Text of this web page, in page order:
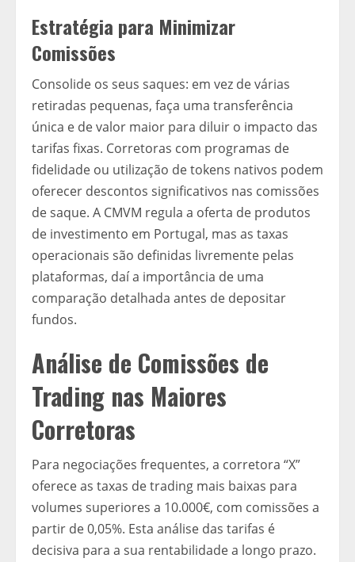
Estratégia para Minimizar
Comissões
Consolide os seus saques: em vez de várias
retiradas pequenas, faça uma transferência
única e de valor maior para diluir o impacto das
tarifas fixas. Corretoras com programas de
fidelidade ou utilização de tokens nativos podem
oferecer descontos significativos nas comissões
de saque. A CMVM regula a oferta de produtos
de investimento em Portugal, mas as taxas
operacionais são definidas livremente pelas
plataformas, daí a importância de uma
comparação detalhada antes de depositar
fundos.
Análise de Comissões de
Trading nas Maiores
Corretoras
Para negociações frequentes, a corretora “X”
oferece as taxas de trading mais baixas para
volumes superiores a 10.000€, com comissões a
partir de 0,05%. Esta análise das tarifas é
decisiva para a sua rentabilidade a longo prazo.